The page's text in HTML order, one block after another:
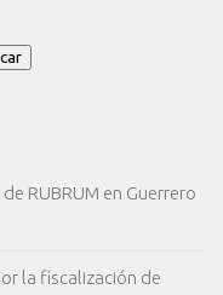
RUBRUM en Guerrero
la fiscalización de